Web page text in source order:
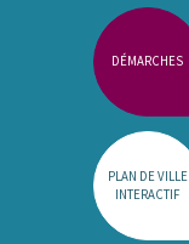
DÉMARCHES
PLAN DE VILLE
INTERACTIF